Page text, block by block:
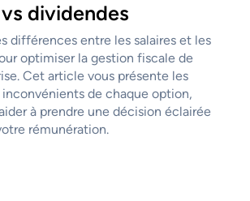
dividendes
différences entre les salaires et les
optimiser la gestion fiscale de
Cet article vous présente les
de chaque option,
à prendre une décision éclairée
rémunération.